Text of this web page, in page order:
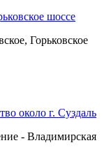
шоссе
Горьковское
около г. Суздаль
- Владимирская